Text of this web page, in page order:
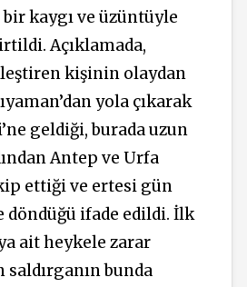
bir kaygı ve üzüntüyle
Açıklamada,
kişinin olaydan
yola çıkarak
geldiği, burada uzun
Antep ve Urfa
ettiği ve ertesi gün
döndüğü ifade edildi. İlk
ait heykele zarar
saldırganın bunda